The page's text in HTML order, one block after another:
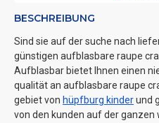
BESCHREIBUNG
Sind sie auf der suche nach
günstigen aufblasbare raupe
Aufblasbar bietet Ihnen einen
qualität an aufblasbare raupe
gebiet von hüpfburg kinderund
von den kunden auf der